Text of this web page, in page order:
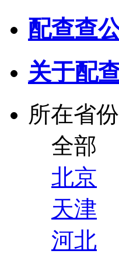
配查查
关于配
所在省份
全部
北京
天津
河北